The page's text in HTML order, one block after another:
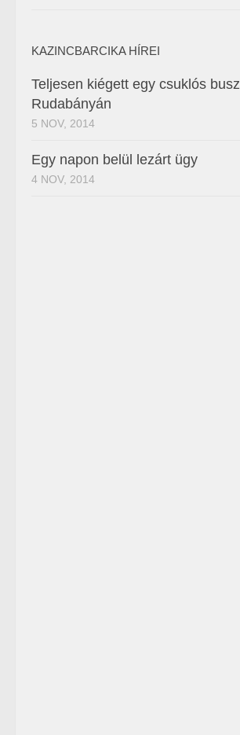
KAZINCBARCIKA HÍREI
Teljesen kiégett egy csuklós busz
Rudabányán
5 NOV, 2014
Egy napon belül lezárt ügy
4 NOV, 2014